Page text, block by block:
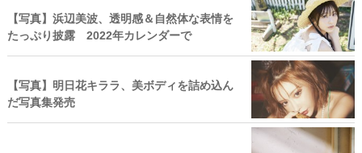
【写真】浜辺美波、透明感＆自然体な表情を
たっぷり披露 2022年カレンダーで
【写真】明日花キララ、美ボディを詰め込ん
だ写真集発売